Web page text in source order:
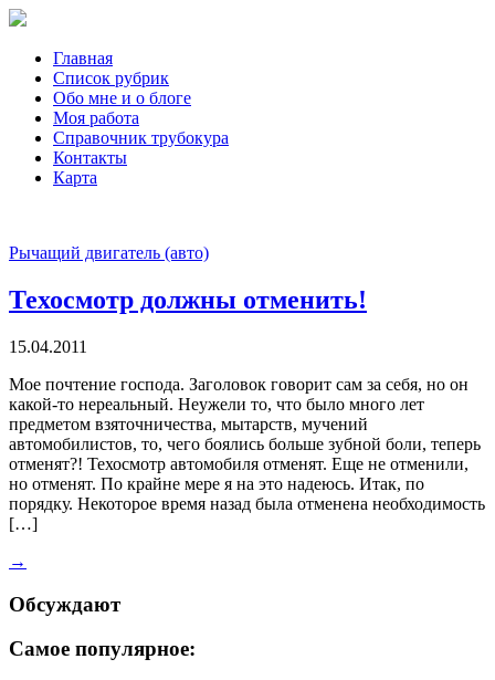
Главная
Список рубрик
Обо мне и о блоге
Моя работа
Справочник трубокура
Контакты
Карта
Рычащий двигатель (авто)
Техосмотр должны отменить!
15.04.2011
Мое почтение господа. Заголовок говорит сам за себя, но он
какой-то нереальный. Неужели то, что было много лет
предметом взяточничества, мытарств, мучений
автомобилистов, то, чего боялись больше зубной боли, теперь
отменят?! Техосмотр автомобиля отменят. Еще не отменили,
но отменят. По крайне мере я на это надеюсь. Итак, по
порядку. Некоторое время назад была отменена необходимость
[…]
→
Обсуждают
Самое популярное: